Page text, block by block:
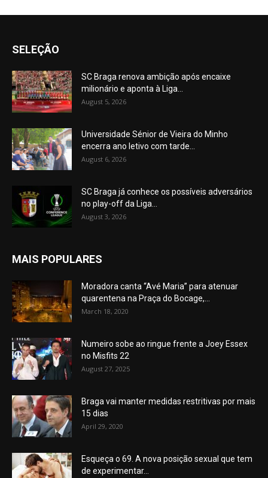
SELEÇÃO
SC Braga renova ambição após encaixe
milionário e aponta à Liga...
August 5, 2026
Universidade Sénior de Vieira do Minho
encerra ano letivo com tarde...
August 6, 2026
SC Braga já conhece os possíveis adversários
no play-off da Liga...
August 3, 2026
MAIS POPULARES
Moradora canta “Avé Maria” para atenuar
quarentena na Praça do Bocage,...
March 18, 2020
Numeiro sobe ao ringue frente a Joey Essex
no Misfits 22
August 27, 2025
Braga vai manter medidas restritivas por mais
15 dias
April 29, 2020
Esqueça o 69. A nova posição sexual que tem
de experimentar...